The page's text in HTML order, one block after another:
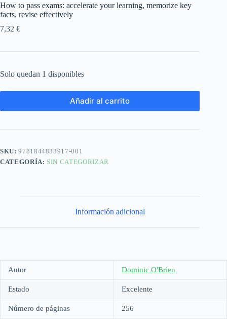
How to pass exams: accelerate your learning, memorize key
facts, revise effectively
7,32 €
Solo quedan 1 disponibles
Añadir al carrito
SKU:9781844833917-001
CATEGORÍA: SIN CATEGORIZAR
Información adicional
Autor Dominic O'Brien
Estado Excelente
Número de páginas 256